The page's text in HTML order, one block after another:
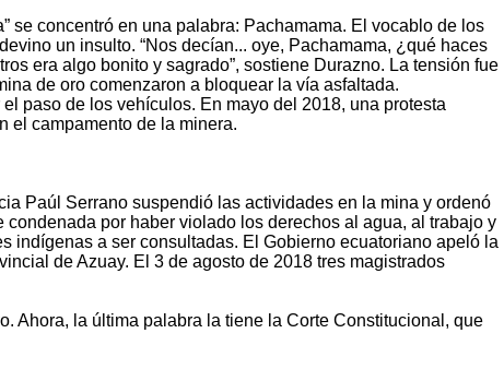
se concentró en una palabra: Pachamama. El vocablo de los
un insulto. “Nos decían... oye, Pachamama, ¿qué haces
era algo bonito y sagrado”, sostiene Durazno. La tensión fue
de oro comenzaron a bloquear la vía asfaltada.
paso de los vehículos. En mayo del 2018, una protesta
el campamento de la minera.
Paúl Serrano suspendió las actividades en la mina y ordenó
condenada por haber violado los derechos al agua, al trabajo y
indígenas a ser consultadas. El Gobierno ecuatoriano apeló la
de Azuay. El 3 de agosto de 2018 tres magistrados
Ahora, la última palabra la tiene la Corte Constitucional, que